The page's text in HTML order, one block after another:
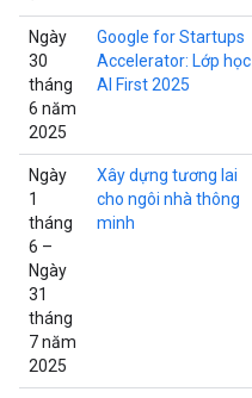
Ngày
30
tháng
6 năm
2025
Google for Startups
Accelerator: Lớp học
AI First 2025
Ngày
1
tháng
6 –
Ngày
31
tháng
7 năm
2025
Xây dựng tương lai
cho ngôi nhà thông
minh